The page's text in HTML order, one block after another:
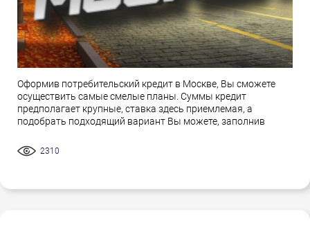
Оформив потребительский кредит в Москве, Вы сможете
осуществить самые смелые планы. Суммы кредит
предполагает крупные, ставка здесь приемлемая, а
подобрать подходящий вариант Вы можете, заполнив
2310